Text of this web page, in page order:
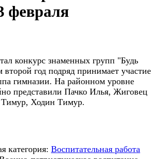
февраля
конкурс знаменных групп "Будь
второй год подряд принимает участие
гимназии. На районном уровне
представили Пачко Илья, Жиговец
Ходин Тимур.
категория: Воспитательная работа